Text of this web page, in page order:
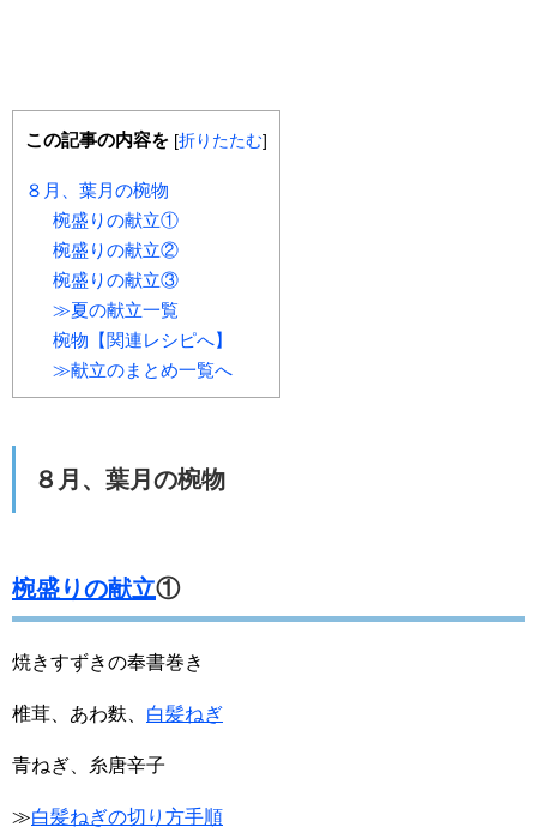
この記事の内容を [折りたたむ]
８月、葉月の椀物
椀盛りの献立①
椀盛りの献立②
椀盛りの献立③
≫夏の献立一覧
椀物【関連レシピへ】
≫献立のまとめ一覧へ
８月、葉月の椀物
椀盛りの献立①
焼きすずきの奉書巻き
椎茸、あわ麩、 白髪ねぎ
青ねぎ、糸唐辛子
≫白髪ねぎの切り方手順